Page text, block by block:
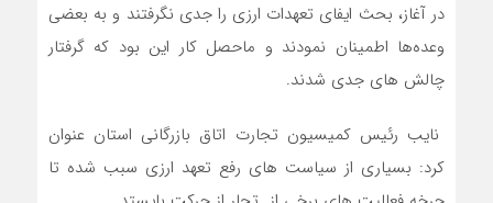
در آغاز، بحث ایفای تعهدات ارزی را جدی نگرفتند و به بعضی
وعده‌ها اطمینان نمودند و ماحصل کار این بود که گرفتار
چالش های جدی شدند.
نایب رئیس کمیسیون تجارت اتاق بازرگانی استان عنوان
کرد: بسیاری از سیاست های رفع تعهد ارزی سبب شده تا